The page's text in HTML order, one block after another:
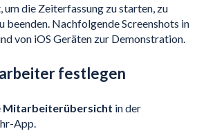
die Zeiterfassung zu starten, zu
beenden. Nachfolgende Screenshots in
von iOS Geräten zur Demonstration.
festlegen
Mitarbeiterübersicht in der
App.